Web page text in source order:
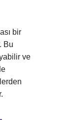
bir
Bu
ve